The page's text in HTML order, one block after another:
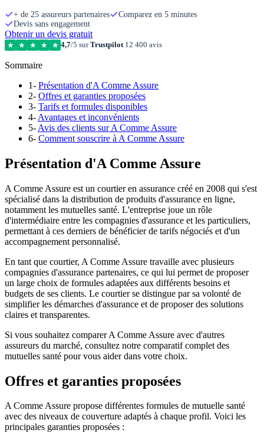
+ de 25 assureurs partenaires
Comparez en 5 minutes
Devis sans engagement
Obtenir un devis gratuit
★ ★ ★ ★ ★ 4,7/5 surTrustpilot12 400 avis
Sommaire
1- Présentation d'A Comme Assure
2- Offres et garanties proposées
3- Tarifs et formules disponibles
4- Avantages et inconvénients
5- Avis des clients sur A Comme Assure
6- Comment souscrire à A Comme Assure
Présentation d'A Comme Assure
A Comme Assure est un courtier en assurance créé en 2008 qui s'est
spécialisé dans la distribution de produits d'assurance en ligne,
notamment les mutuelles santé. L'entreprise joue un rôle
d'intermédiaire entre les compagnies d'assurance et les particuliers,
permettant à ces derniers de bénéficier de tarifs négociés et d'un
accompagnement personnalisé.
En tant que courtier, A Comme Assure travaille avec plusieurs
compagnies d'assurance partenaires, ce qui lui permet de proposer
un large choix de formules adaptées aux différents besoins et
budgets de ses clients. Le courtier se distingue par sa volonté de
simplifier les démarches d'assurance et de proposer des solutions
claires et transparentes.
Si vous souhaitez comparer A Comme Assure avec d'autres
assureurs du marché, consultez notre comparatif complet des
mutuelles santé pour vous aider dans votre choix.
Offres et garanties proposées
A Comme Assure propose différentes formules de mutuelle santé
avec des niveaux de couverture adaptés à chaque profil. Voici les
principales garanties proposées :